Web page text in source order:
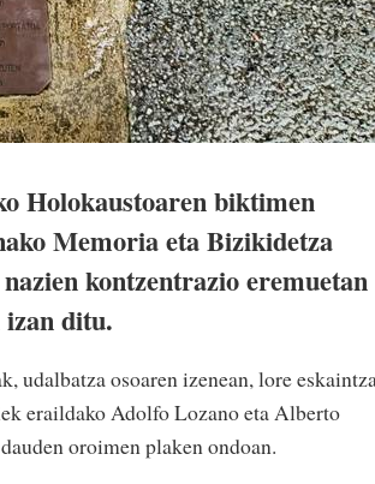
Holokaustoaren biktimen
Memoria eta Bizikidetza
kontzentrazio eremuetan
ditu.
udalbatza osoaren izenean, lore
eraildako Adolfo Lozano eta Alberto
oroimen plaken ondoan.